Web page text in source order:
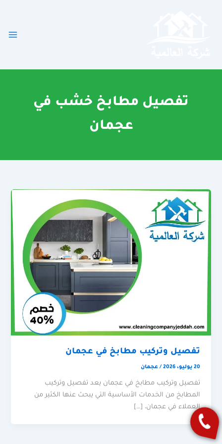
تفصيل مطابخ خشب في
عجمان
تفصيل وتركيب مطابخ في عجمان
20 يوليو، 2026 /عجمان
تفصيل وتركيب مطابخ في عجمان يعد تفصيل وتركيب
المطابخ من الخدمات الأساسية التي يبحث عنها الكثير من
العملاء في عجمان، […]